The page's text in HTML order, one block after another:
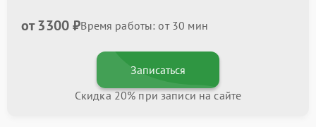
от 3300 ₽Время работы: от 30 мин
Записаться
Скидка 20% при записи на сайте